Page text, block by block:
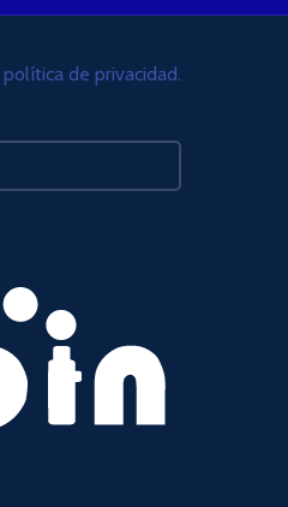
política de privacidad.